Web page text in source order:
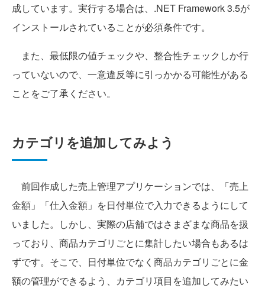
成しています。実行する場合は、.NET Framework 3.5が
インストールされていることが必須条件です。
また、最低限の値チェックや、整合性チェックしか行
っていないので、一意違反等に引っかかる可能性がある
ことをご了承ください。
カテゴリを追加してみよう
前回作成した売上管理アプリケーションでは、「売上
金額」「仕入金額」を日付単位で入力できるようにして
いました。しかし、実際の店舗ではさまざまな商品を扱
っており、商品カテゴリごとに集計したい場合もあるは
ずです。そこで、日付単位でなく商品カテゴリごとに金
額の管理ができるよう、カテゴリ項目を追加してみたい